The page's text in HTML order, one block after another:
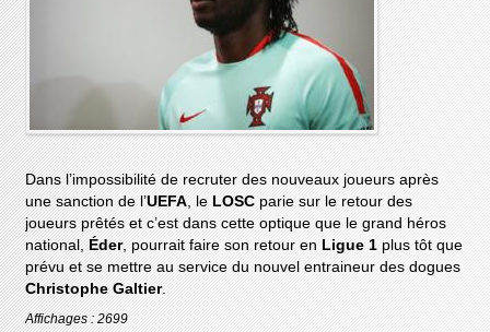
Dans l’impossibilité de recruter des nouveaux joueurs après
une sanction de l’UEFA, le LOSCparie sur le retour des
joueurs prêtés et c’est dans cette optique que le grand héros
national, Éder, pourrait faire son retour en Ligue 1 plus tôt que
prévu et se mettre au service du nouvel entraineur des dogues
Christophe Galtier.
Affichages : 2699